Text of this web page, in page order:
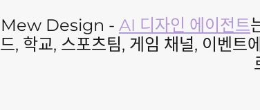
Mew Design - AI 디자인 에이전트
드, 학교, 스포츠팀, 게임 채널, 이벤트